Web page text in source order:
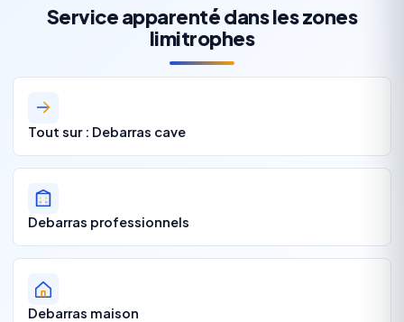
Service apparenté dans les zones
limitrophes
Tout sur : Debarras cave
Debarras professionnels
Debarras maison